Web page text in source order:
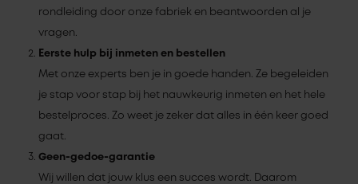
rondleiding door onze fabriek en beantwoorden al je
vragen.
Eerste hulp bij inmeten en bestellen
Met onze experts ben je in goede handen. Ze begeleiden
je stap voor stap bij het nauwkeurig inmeten en het hele
bestelproces. Zo weet je zeker dat alles in één keer goed
gaat.
Geen-gedoe-garantie
Wij willen dat jouw klus een succes wordt. Daarom